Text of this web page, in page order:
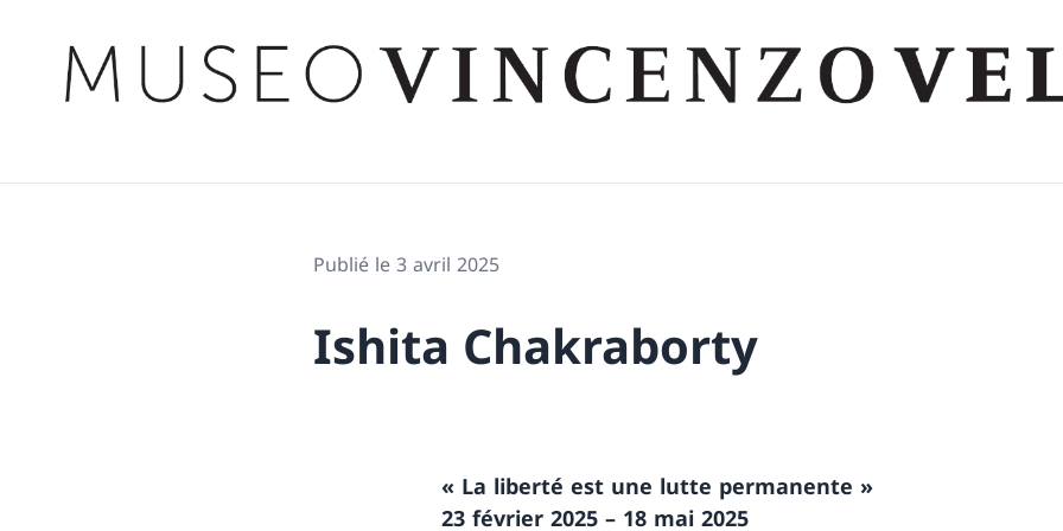
Publié le 3 avril 2025
Ishita Chakraborty
« La liberté est une lutte permanente »
23 février 2025 – 18 mai 2025